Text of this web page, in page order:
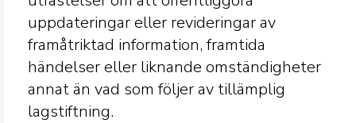
uppdateringar eller revideringar av
framåtriktad information, framtida
händelser eller liknande omständigheter
annat än vad som följer av tillämplig
lagstiftning.